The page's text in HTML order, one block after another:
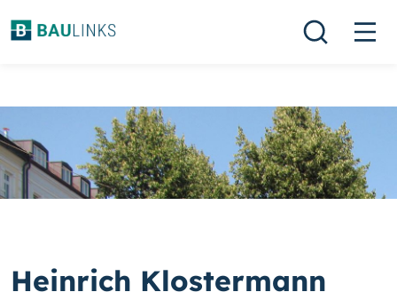
Heinrich Klostermann